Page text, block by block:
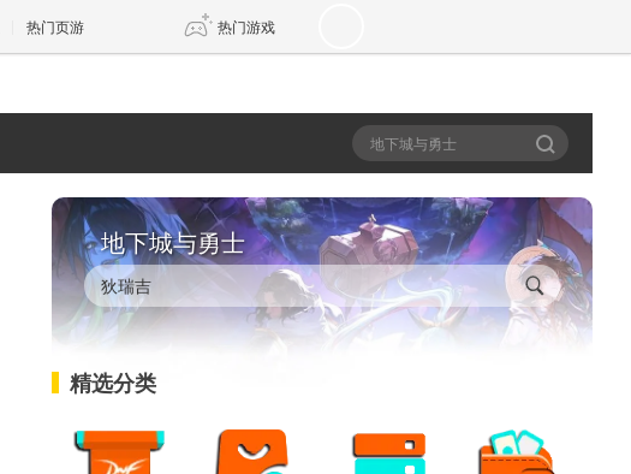
热门页游 热门游戏
天堂 剑网3旗舰版 新天龙八部
王权与自由 诛仙世界 新仙侠5
地下城与勇士
精选分类